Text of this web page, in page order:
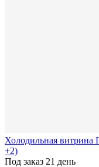
Холодильная
+2)
Под заказ 21 день